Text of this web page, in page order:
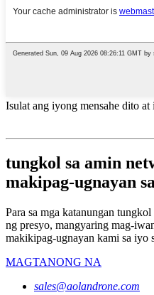
Isulat ang iyong mensahe dito at
tungkol sa amin
makipag-ugnayan
Para sa mga katanungan
ng presyo, mangyaring mag-
makikipag-ugnayan kami sa iyo
MAGTANONG NA
sales@aolandrone.com